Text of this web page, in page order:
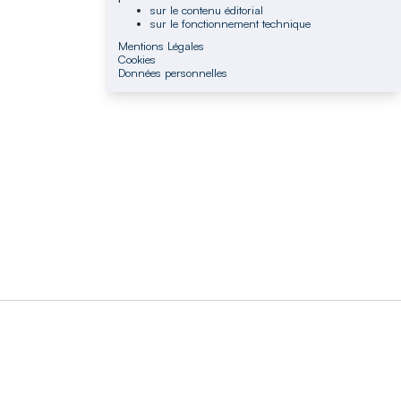
sur le contenu éditorial
sur le fonctionnement technique
Mentions Légales
Cookies
Données personnelles